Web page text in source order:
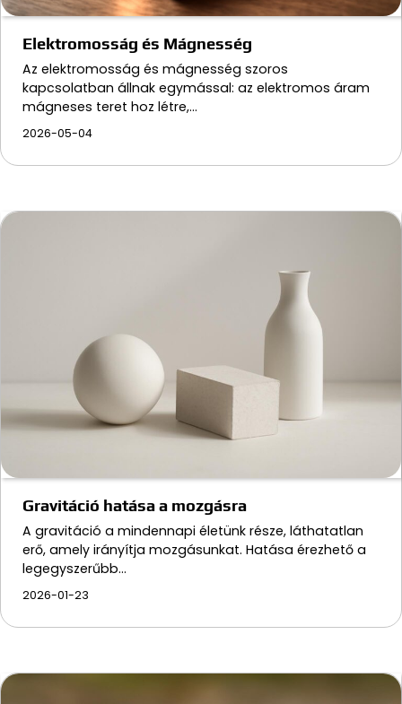
Elektromosság és Mágnesség
Az elektromosság és mágnesség szoros
kapcsolatban állnak egymással: az elektromos áram
mágneses teret hoz létre,…
2026-05-04
Gravitáció hatása a mozgásra
A gravitáció a mindennapi életünk része, láthatatlan
erő, amely irányítja mozgásunkat. Hatása érezhető a
legegyszerűbb…
2026-01-23